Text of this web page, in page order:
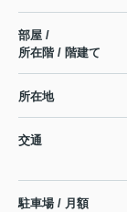
部屋 /
所在階 / 階建て
所在地
交通
駐車場 / 月額